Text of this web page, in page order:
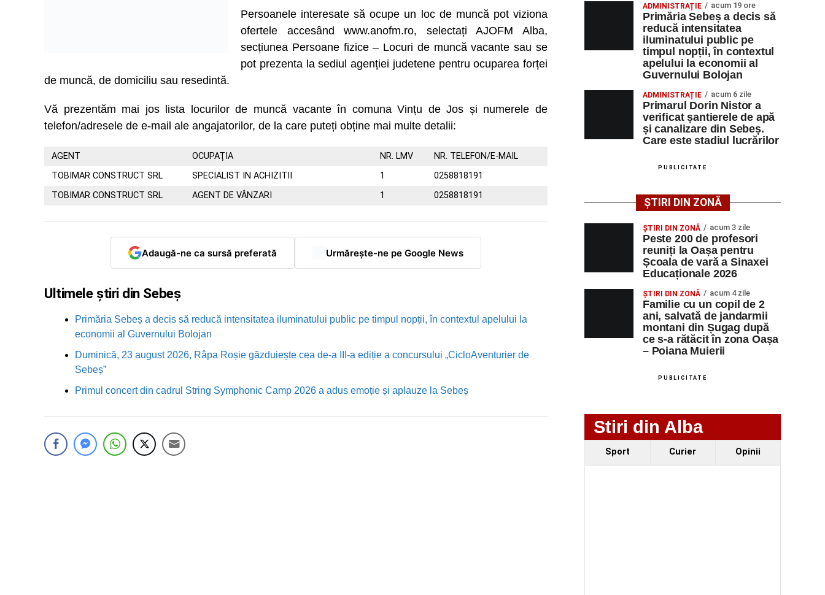
Persoanele interesate să ocupe un loc de muncă pot viziona
ofertele accesând www.anofm.ro, selectați AJOFM Alba,
secțiunea Persoane fizice – Locuri de muncă vacante sau se
pot prezenta la sediul agenției judetene pentru ocuparea forței
de muncă, de domiciliu sau resedintă.
Vă prezentăm mai jos lista locurilor de muncă vacante în comuna Vințu de Jos și numerele de
telefon/adresele de e-mail ale angajatorilor, de la care puteți obține mai multe detalii:
AGENT OCUPAŢIA NR. LMV
NR. TELEFON/E-MAIL
TOBIMAR CONSTRUCT SRL
SPECIALIST IN ACHIZITII 1
0258818191
TOBIMAR CONSTRUCT SRL
AGENT DE VÂNZARI 1 0258818191
Adaugă-ne ca sursă preferată Urmărește-ne pe Google News
Ultimele știri din Sebeș
Primăria Sebeș a decis să reducă intensitatea iluminatului public pe timpul nopții, în contextul apelului la
economii al Guvernului Bolojan
Duminică, 23 august 2026, Râpa Roșie găzduiește cea de-a III-a ediție a concursului „CicloAventurier de
Sebeș”
Primul concert din cadrul String Symphonic Camp 2026 a adus emoție și aplauze la Sebeș
ADMINISTRAȚIE acum 19 ore
Primăria Sebeș a decis să
reducă intensitatea
iluminatului public pe
timpul nopții, în contextul
apelului la economii al
Guvernului Bolojan
ADMINISTRAȚIE acum 6 zile
Primarul Dorin Nistor a
verificat șantierele de apă
și canalizare din Sebeș.
Care este stadiul lucrărilor
PUBLICITATE
ȘTIRI DIN ZONĂ
ȘTIRI DIN ZONĂ acum 3 zile
Peste 200 de profesori
reuniți la Oașa pentru
Școala de vară a Sinaxei
Educaționale 2026
ȘTIRI DIN ZONĂ acum 4 zile
Familie cu un copil de 2
ani, salvată de jandarmii
montani din Șugag după
ce s-a rătăcit în zona Oașa
– Poiana Muierii
PUBLICITATE
Stiri din Alba
Sport Curier Opinii